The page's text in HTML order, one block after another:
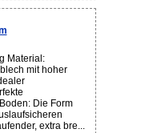
Material:
mit hoher
Die Form
extra bre...